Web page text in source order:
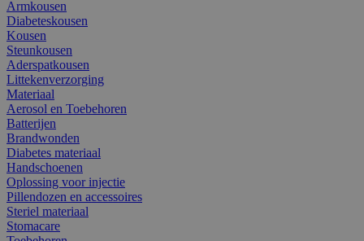
Armkousen
Diabeteskousen
Kousen
Steunkousen
Aderspatkousen
Littekenverzorging
Materiaal
Aerosol en Toebehoren
Batterijen
Brandwonden
Diabetes materiaal
Handschoenen
Oplossing voor injectie
Pillendozen en accessoires
Steriel materiaal
Stomacare